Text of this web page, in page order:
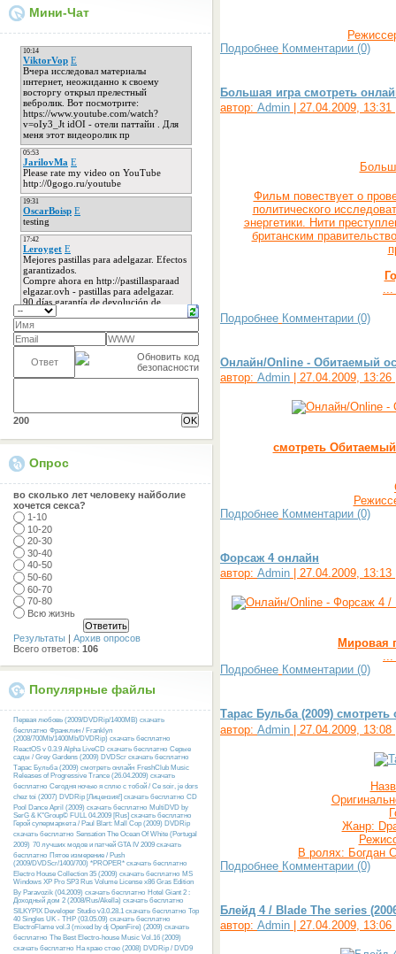
Мини-Чат
200
Опрос
во сколько лет человеку найболие
хочется секса?
1-10
10-20
20-30
30-40
40-50
50-60
60-70
70-80
Всю жизнь
Результаты
Архив опросов
Всего ответов: 106
Популярные файлы
Первая любовь (2009/DVDRip/1400MB) скачать
бесплатно Франклин / Franklyn
(2008/700Mb/1400Mb/DVDRip) скачать бесплатно
ReactOS v 0.3.9 Alpha LiveCD скачать бесплатно Серые
сады / Grey Gardens (2009) DVDScr скачать бесплатно
Тарас Бульба (2009) смотреть онлайн FreshClub Music
Releases of Progressive Trance (26.04.2009) скачать
бесплатно Сегодня ночью я сплю с тобой / Ce soir, je dors
chez toi (2007) DVDRip [Лицензия!] скачать бесплатно CD
Pool Dance April (2009) скачать бесплатно MultiDVD by
SerG & K°Group© FULL 04.2009 [Rus] скачать бесплатно
Герой супермаркета / Paul Blart: Mall Cop (2009) DVDRip
скачать бесплатно Sensation The Ocean Of White (Portugal
2009) 70 лучших модов и патчей GTA IV 2009 скачать
бесплатно Пятое измерение / Push
(2009/DVDScr/1400/700) *PROPER* скачать бесплатно
Electro House Collection 35 (2009) скачать бесплатно MS
Windows XP Pro SP3 Rus Volume License x86 Gras Edition
By Paravozik (04.2009) скачать бесплатно Hotel Giant 2 :
Доходный дом 2 (2008/Rus/Akella) скачать бесплатно
SILKYPIX Developer Studio v3.0.28.1 скачать бесплатно Top
40 Singles UK - THP (03.05.09) скачать бесплатно
ElectroFlame vol.3 (mixed by dj OpenFire) (2009) скачать
бесплатно The Best Electro-house Music Vol.16 (2009)
скачать бесплатно На краю стою (2008) DVDRip / DVD9
Подробнее Комментарии (0)
Большая игра смотреть
автор: Admin | 27.04.2009,
Фильм повествует о
политического
энергетики. Нити
британским
Подробнее Комментарии (0)
Онлайн/Online - Обитаемый
автор: Admin | 27.04.2009,
смотреть
Подробнее Комментарии (0)
Форсаж 4 онлайн
автор: Admin | 27.04.2009,
Мировая
...
Подробнее Комментарии (0)
Тарас Бульба (2009) смотреть
автор: Admin | 27.04.2009,
Жанр:
В ролях: Богдан
Подробнее Комментарии (0)
Блейд 4 / Blade The series
автор: Admin | 27.04.2009,